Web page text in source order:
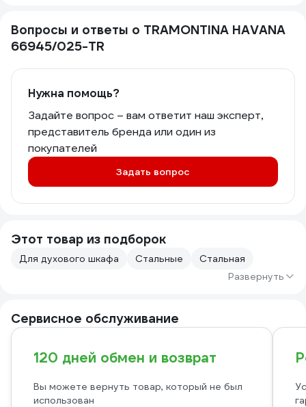
Вопросы и ответы о TRAMONTINA HAVANA
66945/025-TR
Нужна помощь?
Задайте вопрос – вам ответит наш эксперт,
представитель бренда или один из
покупателей
Задать вопрос
Этот товар из подборок
Для духового шкафа Стальные
Стальная
Развернуть
Сервисное обслуживание
120 дней обмен и возврат
Вы можете вернуть товар, который не был
использован